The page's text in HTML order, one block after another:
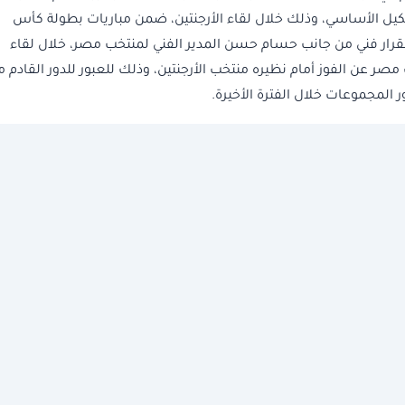
الأساسي، وذلك خلال لقاء الأرجنتين، ضمن مباريات بطولة كأس
فني من جانب حسام حسن المدير الفني لمنتخب مصر، خلال لقاء
كأس العالم2026.ويبحث منتخب مصر عن الفوز أمام نظيره منتخب الأرجنتين، وذلك للعبور للدور